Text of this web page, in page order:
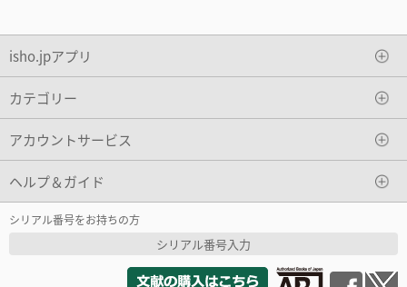
isho.jpアプリ
カテゴリー
アカウントサービス
ヘルプ＆ガイド
シリアル番号をお持ちの方
シリアル番号入力